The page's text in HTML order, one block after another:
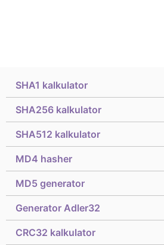
SHA1 kalkulator
SHA256 kalkulator
SHA512 kalkulator
MD4 hasher
MD5 generator
Generator Adler32
CRC32 kalkulator